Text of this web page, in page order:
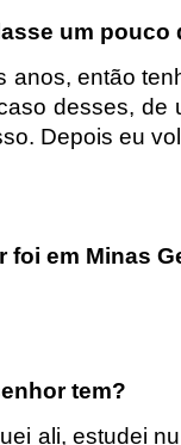
um pouco
anos, então
desses,
Depois eu
foi em Minas
tem?
ali, estudei